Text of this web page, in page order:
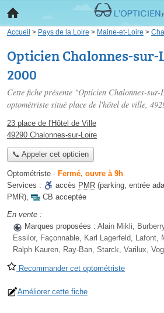
Accueil > Pays de la Loire > Maine-et-Loire >
Opticien Chalonnes-sur-
2000
Cette fiche présente "Opticien Chalonnes-
optométriste situé place de l'hôtel de ville,
23 place de l'Hôtel de Ville
49290 Chalonnes-sur-Loire
📞 Appeler cet opticien
Optométriste - Fermé, ouvre à 9h
Services :
accès PMR (parking, entrée
PMR),
CB acceptée
En vente :
Marques proposées : Alain Mikli,
Essilor, Façonnable, Karl Lagerfeld, Lafont,
Ralph Kauren, Ray-Ban, Starck, Varilux,
Recommander cet optométriste
Améliorer cette fiche